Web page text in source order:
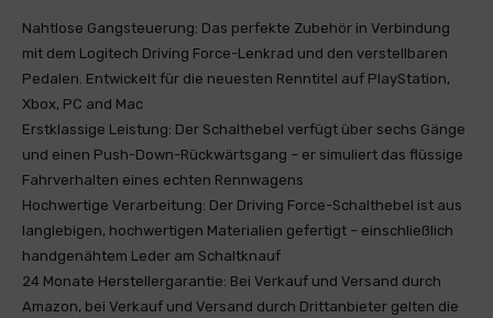
Nahtlose Gangsteuerung: Das perfekte Zubehör in Verbindung
mit dem Logitech Driving Force-Lenkrad und den verstellbaren
Pedalen. Entwickelt für die neuesten Renntitel auf PlayStation,
Xbox, PC and Mac
Erstklassige Leistung: Der Schalthebel verfügt über sechs Gänge
und einen Push-Down-Rückwärtsgang – er simuliert das flüssige
Fahrverhalten eines echten Rennwagens
Hochwertige Verarbeitung: Der Driving Force-Schalthebel ist aus
langlebigen, hochwertigen Materialien gefertigt – einschließlich
handgenähtem Leder am Schaltknauf
24 Monate Herstellergarantie: Bei Verkauf und Versand durch
Amazon, bei Verkauf und Versand durch Drittanbieter gelten die